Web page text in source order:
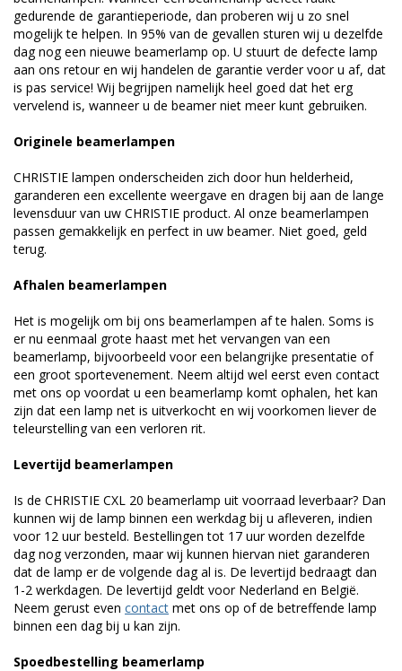
gedurende de garantieperiode, dan proberen wij u zo snel
mogelijk te helpen. In 95% van de gevallen sturen wij u dezelfde
dag nog een nieuwe beamerlamp op. U stuurt de defecte lamp
aan ons retour en wij handelen de garantie verder voor u af, dat
is pas service! Wij begrijpen namelijk heel goed dat het erg
vervelend is, wanneer u de beamer niet meer kunt gebruiken.
Originele beamerlampen
CHRISTIE lampen onderscheiden zich door hun helderheid,
garanderen een excellente weergave en dragen bij aan de lange
levensduur van uw CHRISTIE product. Al onze beamerlampen
passen gemakkelijk en perfect in uw beamer. Niet goed, geld
terug.
Afhalen beamerlampen
Het is mogelijk om bij ons beamerlampen af te halen. Soms is
er nu eenmaal grote haast met het vervangen van een
beamerlamp, bijvoorbeeld voor een belangrijke presentatie of
een groot sportevenement. Neem altijd wel eerst even contact
met ons op voordat u een beamerlamp komt ophalen, het kan
zijn dat een lamp net is uitverkocht en wij voorkomen liever de
teleurstelling van een verloren rit.
Levertijd beamerlampen
Is de CHRISTIE CXL 20 beamerlamp uit voorraad leverbaar? Dan
kunnen wij de lamp binnen een werkdag bij u afleveren, indien
voor 12 uur besteld. Bestellingen tot 17 uur worden dezelfde
dag nog verzonden, maar wij kunnen hiervan niet garanderen
dat de lamp er de volgende dag al is. De levertijd bedraagt dan
1-2 werkdagen. De levertijd geldt voor Nederland en België.
Neem gerust even contact met ons op of de betreffende lamp
binnen een dag bij u kan zijn.
Spoedbestelling beamerlamp